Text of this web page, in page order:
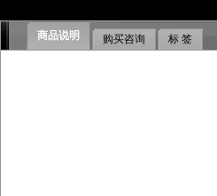
商品说明 购买咨询 标 签